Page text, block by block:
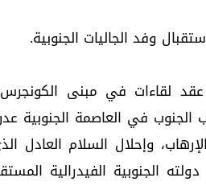
وفد الجاليات الجنوبية.
لقاءات في مبنى الكونجرس
الجنوب في العاصمة الجنوبية
وإحلال السلام العادل
الجنوبية الفيدرالية